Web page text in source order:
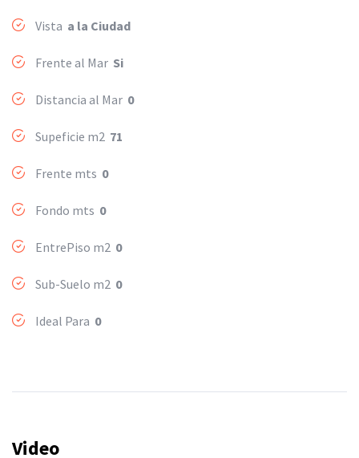
Vista a la Ciudad
Frente al Mar Si
Distancia al Mar 0
Supeficie m2 71
Frente mts 0
Fondo mts 0
EntrePiso m2 0
Sub-Suelo m2 0
Ideal Para 0
Video